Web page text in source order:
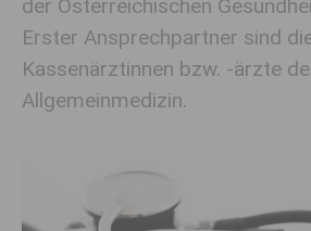
der Österreichischen
Erster Ansprechpartner sind
Kassenärztinnen bzw. -ärzte
Allgemeinmedizin.